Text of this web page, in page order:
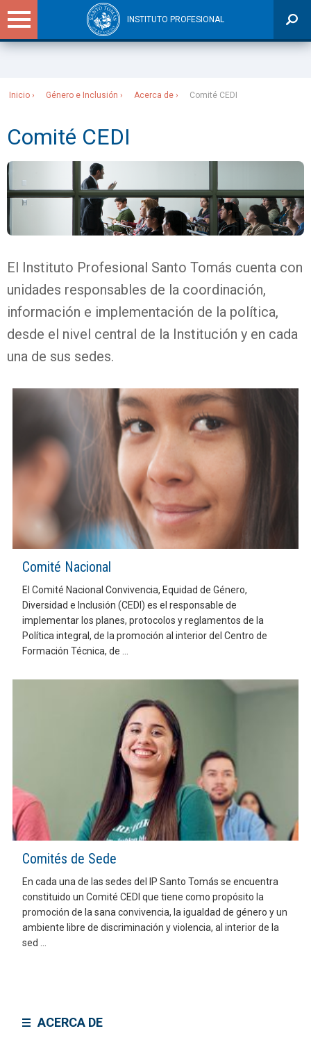
INSTITUTO PROFESIONAL
Inicio Género e Inclusión Acerca de Comité CEDI
Comité CEDI
El Instituto Profesional Santo Tomás cuenta con
unidades responsables de la coordinación,
información e implementación de la política,
desde el nivel central de la Institución y en cada
una de sus sedes.
Comité Nacional
El Comité Nacional Convivencia, Equidad de Género,
Diversidad e Inclusión (CEDI) es el responsable de
implementar los planes, protocolos y reglamentos de la
Política integral, de la promoción al interior del Centro de
Formación Técnica, de ...
Comités de Sede
En cada una de las sedes del IP Santo Tomás se encuentra
constituido un Comité CEDI que tiene como propósito la
promoción de la sana convivencia, la igualdad de género y un
ambiente libre de discriminación y violencia, al interior de la
sed ...
ACERCA DE